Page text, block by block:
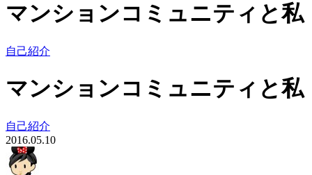
マンションコミュニティと私
自己紹介
マンションコミュニティと私
自己紹介
2016.05.10